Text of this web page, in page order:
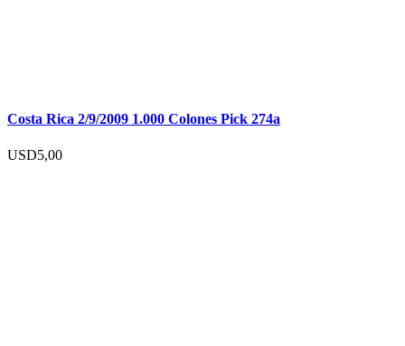
Costa Rica 2/9/2009 1.000 Colones Pick 274a
USD5,00